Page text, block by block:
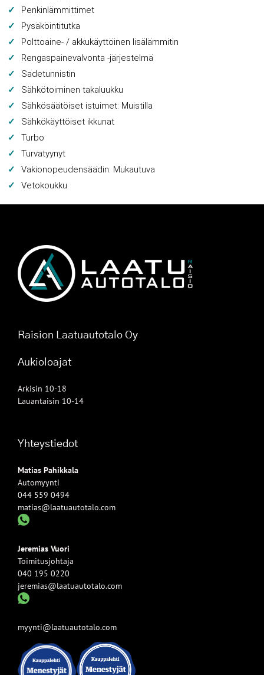
Penkinlämmittimet
Pysäköintitutka
Polttoaine- / akkukäyttöinen lisälämmitin
Rengaspainevalvonta -järjestelmä
Sadetunnistin
Sähkötoiminen takaluukku
Sähkösäätöiset istuimet: Muistilla
Sähkökäyttöiset ikkunat
Turbo
Turvatyynyt
Vakionopeudensäädin: Mukautuva
Vetokoukku
Raision Laatuautotalo Oy
Aukioloajat
Arkisin 10-18
Lauantaisin 10-14
Yhteystiedot
Matias Pahikkala
Automyynti
044 559 0494
matias@laatuautotalo.com
Jeremias Vuori
Toimitusjohtaja
040 195 0220
jeremias@laatuautotalo.com
myynti@laatuautotalo.com